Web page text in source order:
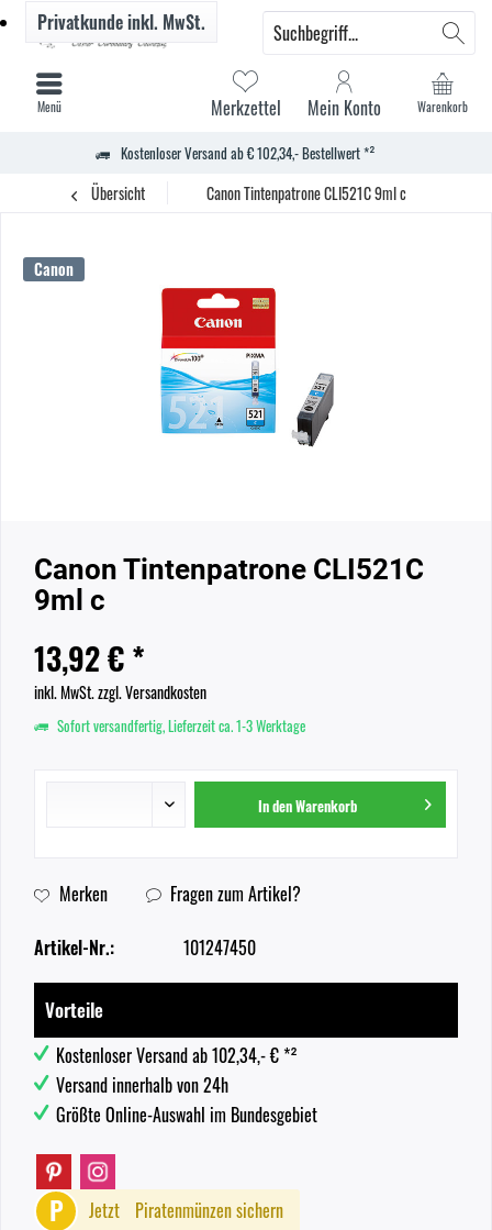
Kostenloser Versand ab € 102,34,- Bestellwert *²
Warenkorb
Merkzettel Mein Konto
Privatkundeinkl. MwSt.
Menü
Übersicht Canon Tintenpatrone CLI521C 9ml c
Canon
Canon Tintenpatrone CLI521C
9ml c
13,92 € *
inkl. MwSt.zzgl. Versandkosten
Sofort versandfertig, Lieferzeit ca. 1-3 Werktage
In denWarenkorb
Merken Fragen zum Artikel?
Artikel-Nr.: 101247450
Vorteile
Kostenloser Versand ab 102,34,- € *²
Versand innerhalb von 24h
Größte Online-Auswahl im Bundesgebiet
P Jetzt Piratenmünzen sichern